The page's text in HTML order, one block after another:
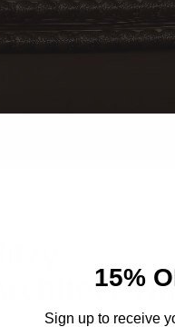
15%
Sign up to receive